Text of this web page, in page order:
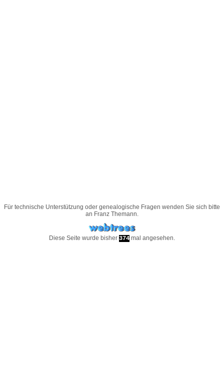
Für technische Unterstützung oder genealogische Fragen wenden Sie sich bitte
an Franz Themann.
Diese Seite wurde bisher 374 mal angesehen.